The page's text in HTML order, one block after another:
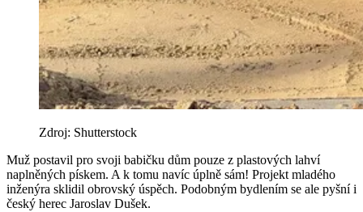
Zdroj: Shutterstock
Muž postavil pro svoji babičku dům pouze z plastových lahví
naplněných pískem. A k tomu navíc úplně sám! Projekt mladého
inženýra sklidil obrovský úspěch. Podobným bydlením se ale pyšní i
český herec Jaroslav Dušek.